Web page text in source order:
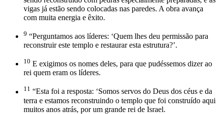
vigas já estão sendo colocadas nas paredes. A obra avança
com muita energia e êxito.
9 “Perguntamos aos líderes: ‘Quem lhes deu permissão para
reconstruir este templo e restaurar esta estrutura?’.
10 E exigimos os nomes deles, para que pudéssemos dizer ao
rei quem eram os líderes.
11 “Esta foi a resposta: ‘Somos servos do Deus dos céus e da
terra e estamos reconstruindo o templo que foi construído aqui
muitos anos atrás, por um grande rei de Israel.